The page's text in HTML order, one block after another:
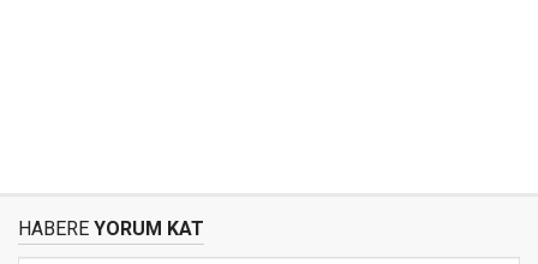
HABERE YORUM KAT